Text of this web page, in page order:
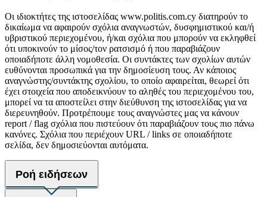
Οι ιδιοκτήτες της ιστοσελίδας www.politis.com.cy διατηρούν το
δικαίωμα να αφαιρούν σχόλια αναγνωστών, δυσφημιστικού και/ή
υβριστικού περιεχομένου, ή/και σχόλια που μπορούν να εκληφθεί
ότι υποκινούν το μίσος/τον ρατσισμό ή που παραβιάζουν
οποιαδήποτε άλλη νομοθεσία. Οι συντάκτες των σχολίων αυτών
ευθύνονται προσωπικά για την δημοσίευση τους. Αν κάποιος
αναγνώστης/συντάκτης σχολίου, το οποίο αφαιρείται, θεωρεί ότι
έχει στοιχεία που αποδεικνύουν το αληθές του περιεχομένου του,
μπορεί να τα αποστείλει στην διεύθυνση της ιστοσελίδας για να
διερευνηθούν. Προτρέπουμε τους αναγνώστες μας να κάνουν
report / flag σχόλια που πιστεύουν ότι παραβιάζουν τους πιο πάνω
κανόνες. Σχόλια που περιέχουν URL / links σε οποιαδήποτε
σελίδα, δεν δημοσιεύονται αυτόματα.
Ροή ειδήσεων